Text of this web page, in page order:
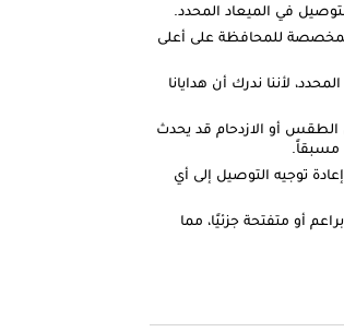
للمحافظة على أعلى
لأننا ندرك أن هدايانا
الطقس أو الازدحام قد يحدث
توجيه التوصيل إلى أي
أو متفتحة جزئيًا، مما